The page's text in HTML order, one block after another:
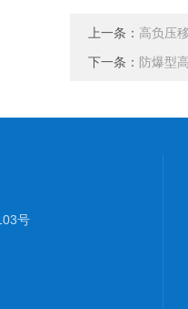
上一条： 高负压
下一条： 防爆型
号